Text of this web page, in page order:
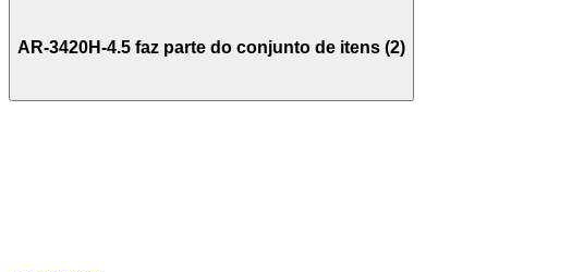
AR-3420H-4.5 faz parte do conjunto de itens (2)